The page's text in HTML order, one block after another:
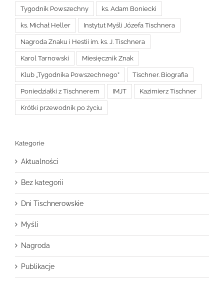
Tygodnik Powszechny ks. Adam Boniecki
ks. Michał Heller Instytut Myśli Józefa Tischnera
Nagroda Znaku i Hestii im. ks. J. Tischnera
Karol Tarnowski Miesięcznik Znak
Klub „Tygodnika Powszechnego” Tischner. Biografia
Poniedziałki z Tischnerem IMJT Kazimierz Tischner
Krótki przewodnik po życiu
Kategorie
Aktualności
Bez kategorii
Dni Tischnerowskie
Myśli
Nagroda
Publikacje